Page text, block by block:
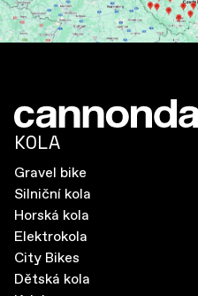
KOLA
Gravel bike
Silniční kola
Horská kola
Elektrokola
City Bikes
Dětská kola